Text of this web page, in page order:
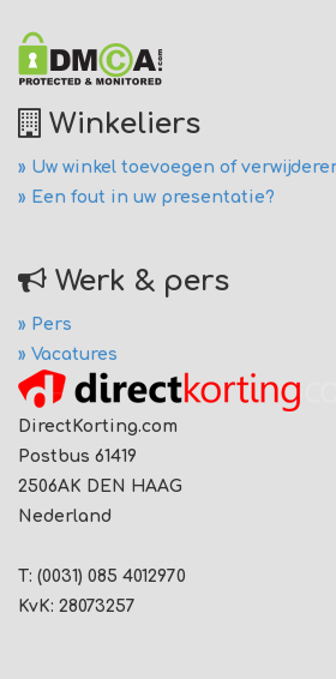
Winkeliers
» Uw winkel toevoegen of
» Een fout in uw presentatie?
Werk & pers
» Pers
» Vacatures
DirectKorting.com
Postbus 61419
2506AK DEN HAAG
Nederland
T: (0031) 085 4012970
KvK: 28073257